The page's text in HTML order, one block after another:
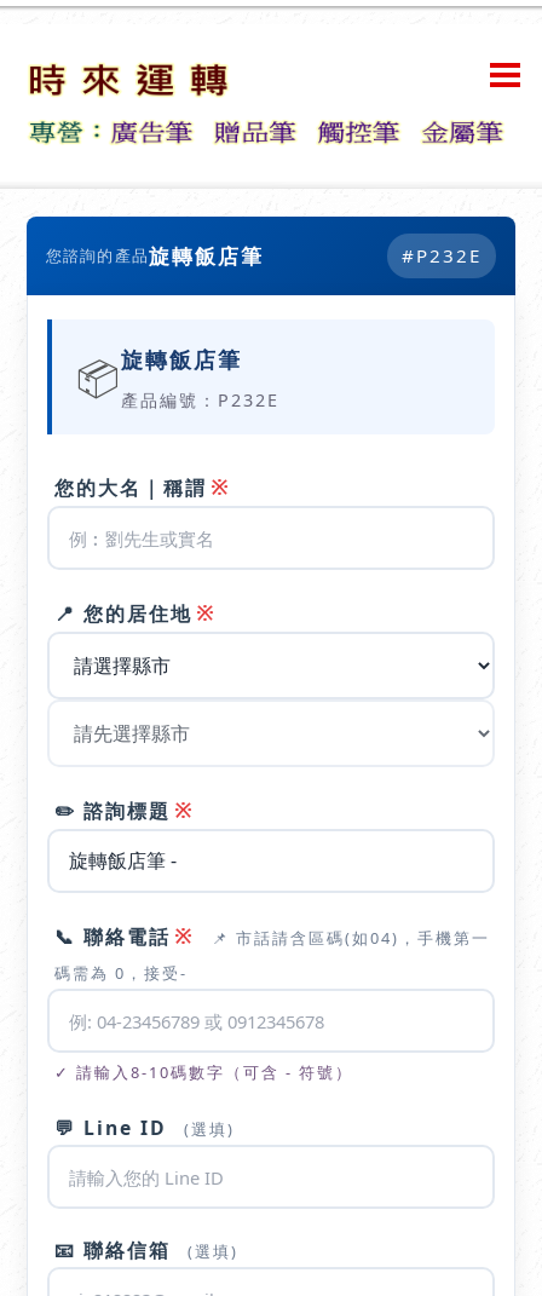
您諮詢的產品旋轉飯店筆 #P232E
📦旋轉飯店筆
產品編號：P232E
您的大名｜稱謂 ※
📍 您的居住地 ※
✏️ 諮詢標題 ※
📞 聯絡電話 ※
📌 市話請含區碼(如04)，手機第一
碼需為 0，接受-
✓ 請輸入8-10碼數字（可含 - 符號）
💬 Line ID (選填)
📧 聯絡信箱 (選填)